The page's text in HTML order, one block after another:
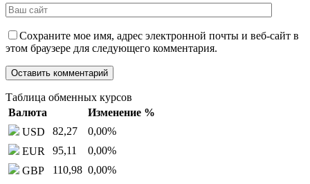
Сохраните мое имя, адрес электронной почты и веб-сайт в
этом браузере для следующего комментария.
Таблица обменных курсов
Валюта
Изменение %
USD
82,27 0,00%
EUR
95,11 0,00%
GBP
110,98 0,00%